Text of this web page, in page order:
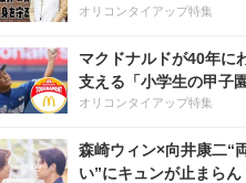
オリコンタイアップ特集
マクドナルドが40年に
支える「小学生の甲子園
オリコンタイアップ特集
森崎ウィン×向井康二“
い”にキュンが止まらん